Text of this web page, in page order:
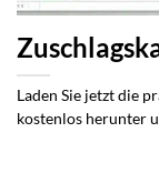
Laden Sie jetzt die
kostenlos herunter